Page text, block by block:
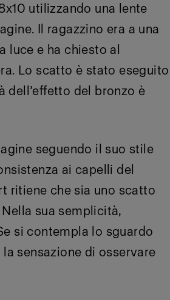
utilizzando una lente
Il ragazzino era a una
luce e ha chiesto al
Lo scatto è stato eseguito
dell’effetto del bronzo è
seguendo il suo stile
ai capelli del
ritiene che sia uno scatto
sua semplicità,
si contempla lo sguardo
sensazione di osservare